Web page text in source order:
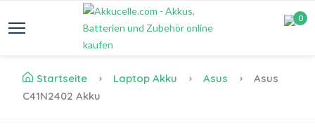
0
Startseite Laptop Akku Asus
Asus
C41N2402 Akku